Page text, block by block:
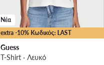
extra -10% Κωδικός: LAST
Νέα
Guess
T-Shirt · Λευκό